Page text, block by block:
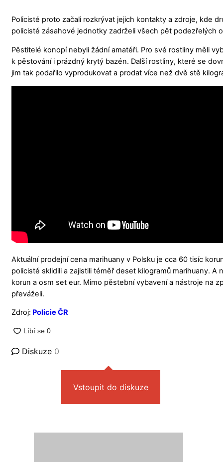
Policisté proto začali rozkrývat jejich kontakty a zdroje, kde
policisté zásahové jednotky zadrželi všech pět podezřelých
Pěstitelé konopí nebyli žádní amatéři. Pro své rostliny měli
k pěstování i prázdný krytý bazén. Další rostliny, které se
jim tak podařilo vyprodukovat a prodat více než dvě stě
Aktuální prodejní cena marihuany v Polsku je cca 60 tisíc
policisté sklidili a zajistili téměř deset kilogramů marihuany.
korun a osm set eur. Mimo pěstební vybavení a nástroje na
převáželi.
Zdroj: Policie ČR
Diskuze 0
Vstoupit do diskuze